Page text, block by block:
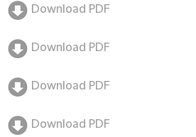
Download PDF
Download PDF
Download PDF
Download PDF